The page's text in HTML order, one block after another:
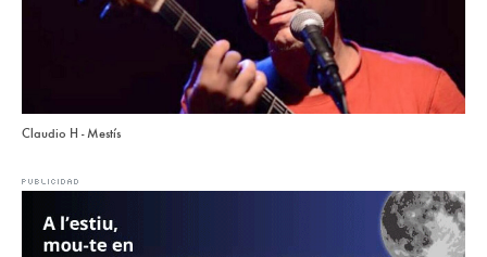
Claudio H - Mestís